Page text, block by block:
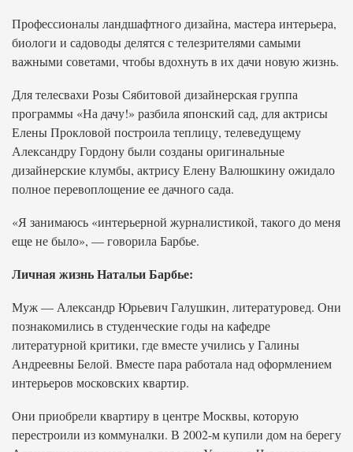
Профессионалы ландшафтного дизайна, мастера интерьера,
биологи и садоводы делятся с телезрителями самыми
важными советами, чтобы вдохнуть в их дачи новую жизнь.
Для телесвахи Розы Сябитовой дизайнерская группа
программы «На дачу!» разбила японский сад, для актрисы
Елены Прокловой построила теплицу, телеведущему
Александру Гордону были созданы оригинальные
дизайнерские клумбы, актрису Елену Валюшкину ожидало
полное перевоплощение ее дачного сада.
«Я занимаюсь «интерьерной журналистикой, такого до меня
еще не было», — говорила Барбье.
Личная жизнь Натальи Барбье:
Муж — Александр Юрьевич Галушкин, литературовед. Они
познакомились в студенческие годы на кафедре
литературной критики, где вместе учились у Галины
Андреевны Белой. Вместе пара работала над оформлением
интерьеров московских квартир.
Они приобрели квартиру в центре Москвы, которую
перестроили из коммуналки. В 2002-м купили дом на берегу